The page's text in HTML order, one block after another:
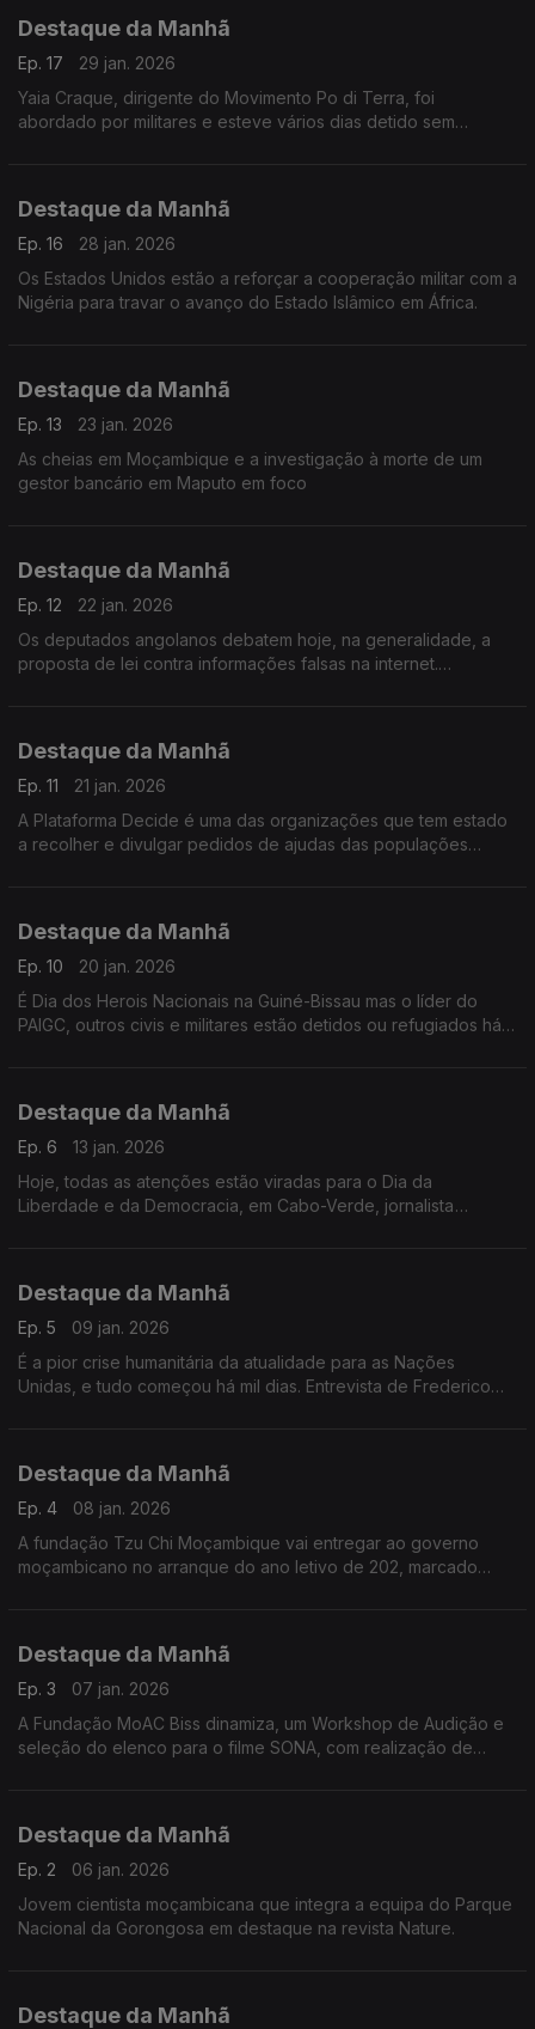
Destaque da Manhã
Ep. 17
29 jan. 2026
Yaia Craque, dirigente do Movimento Po di Terra, foi
abordado por militares e esteve vários dias detido sem
Destaque da Manhã
Ep. 16
28 jan. 2026
Os Estados Unidos estão a reforçar a cooperação militar com a
Nigéria para travar o avanço do Estado Islâmico em África.
Destaque da Manhã
Ep. 13
23 jan. 2026
As cheias em Moçambique e a investigação à morte de um
gestor bancário em Maputo em foco
Destaque da Manhã
Ep. 12
22 jan. 2026
Os deputados angolanos debatem hoje, na generalidade, a
proposta de lei contra informações falsas na internet.
Destaque da Manhã
Ep. 11
21 jan. 2026
A Plataforma Decide é uma das organizações que tem estado
a recolher e divulgar pedidos de ajudas das populações
Destaque da Manhã
Ep. 10
20 jan. 2026
É Dia dos Herois Nacionais na Guiné-Bissau mas o líder do
PAIGC, outros civis e militares estão detidos ou refugiados há
Destaque da Manhã
Ep. 6
13 jan. 2026
Hoje, todas as atenções estão viradas para o Dia da
Liberdade e da Democracia, em Cabo-Verde, jornalista
Destaque da Manhã
Ep. 5
09 jan. 2026
É a pior crise humanitária da atualidade para as Nações
Unidas, e tudo começou há mil dias. Entrevista de Frederico
Destaque da Manhã
Ep. 4
08 jan. 2026
A fundação Tzu Chi Moçambique vai entregar ao governo
moçambicano no arranque do ano letivo de 202, marcado
Destaque da Manhã
Ep. 3
07 jan. 2026
A Fundação MoAC Biss dinamiza, um Workshop de Audição e
seleção do elenco para o filme SONA, com realização de
Destaque da Manhã
Ep. 2
06 jan. 2026
Jovem cientista moçambicana que integra a equipa do Parque
Nacional da Gorongosa em destaque na revista Nature.
Destaque da Manhã